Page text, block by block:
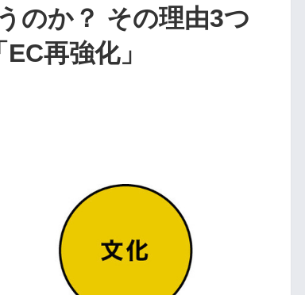
のか？ その理由3つ
再強化」